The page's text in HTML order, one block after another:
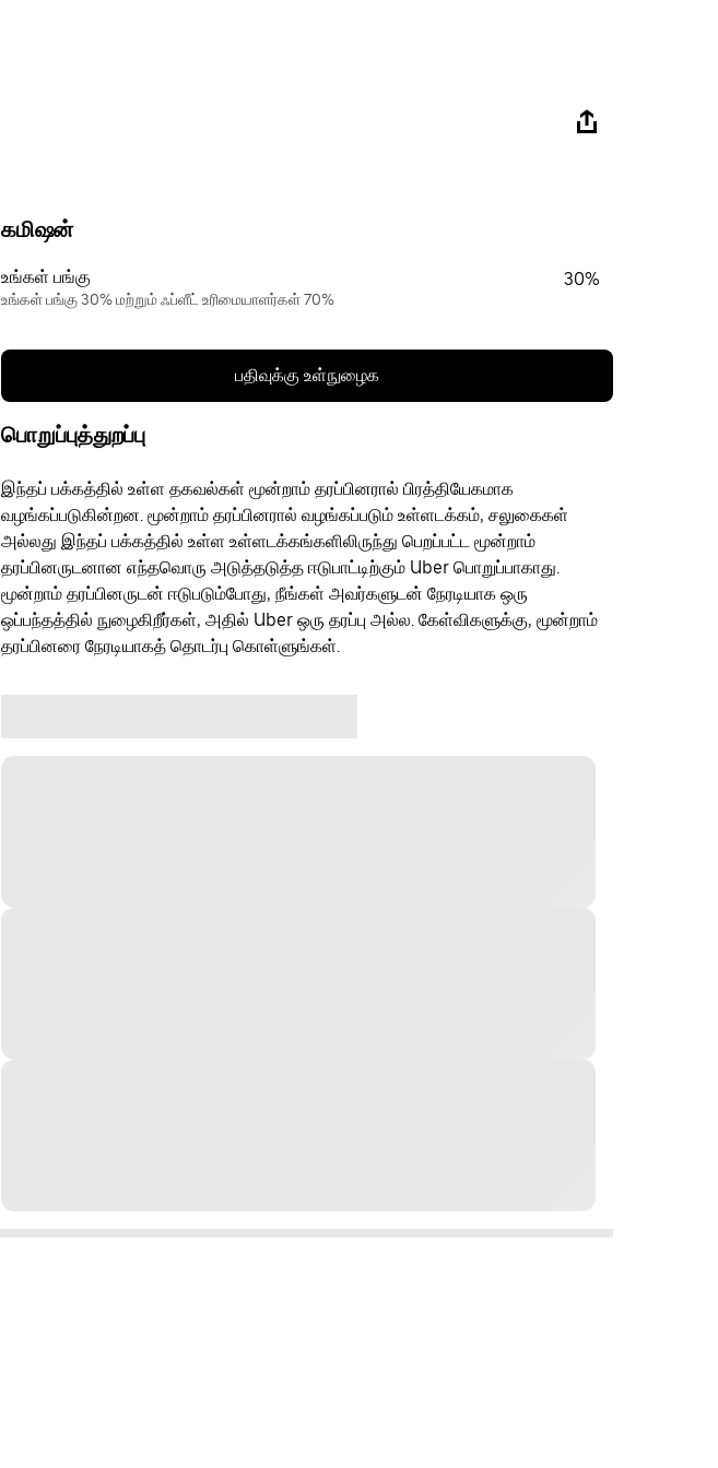
கமிஷன்
உங்கள் பங்கு
உங்கள் பங்கு 30% மற்றும் ஃப்ளீட் உரிமையாளர்கள் 70%
30%
பதிவுக்கு உள்நுழைக
பொறுப்புத்துறப்பு
இந்தப் பக்கத்தில் உள்ள தகவல்கள் மூன்றாம் தரப்பினரால் பிரத்தியேகமாக
வழங்கப்படுகின்றன. மூன்றாம் தரப்பினரால் வழங்கப்படும் உள்ளடக்கம், சலுகைகள்
அல்லது இந்தப் பக்கத்தில் உள்ள உள்ளடக்கங்களிலிருந்து பெறப்பட்ட மூன்றாம்
தரப்பினருடனான எந்தவொரு அடுத்தடுத்த ஈடுபாட்டிற்கும் Uber பொறுப்பாகாது.
மூன்றாம் தரப்பினருடன் ஈடுபடும்போது, நீங்கள் அவர்களுடன் நேரடியாக ஒரு
ஒப்பந்தத்தில் நுழைகிறீர்கள், அதில் Uber ஒரு தரப்பு அல்ல. கேள்விகளுக்கு, மூன்றாம்
தரப்பினரை நேரடியாகத் தொடர்பு கொள்ளுங்கள்.